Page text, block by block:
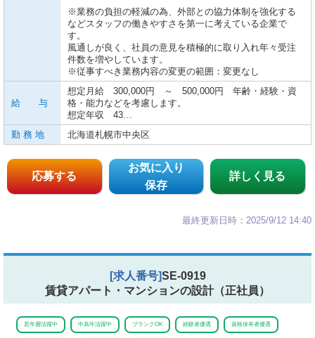
※業務の負担の軽減の為、外部との協力体制を強化する
などスタッフの働きやすさを第一に考えている企業で
す。
風通しが良く、社員の意見を積極的に取り入れ年々受注
件数を増やしています。
※従事すべき業務内容の変更の範囲：変更なし
給 与
想定月給 300,000円 ～ 500,000円 年齢・経験・資
格・能力などを考慮します。
想定年収 43…
勤 務 地
北海道札幌市中央区
応募する
お気に入り
保存
詳しく見る
最終更新日時：2025/9/12 14:40
[求人番号]SE-0919
賃貸アパート・マンションの設計（正社員）
若年層活躍中 中高年活躍中 ブランクOK 経験者優遇 資格保有者優遇